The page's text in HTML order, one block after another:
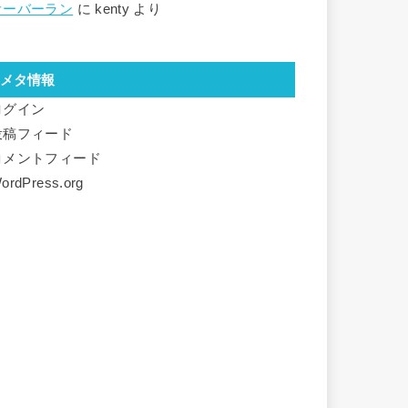
ーバーラン に kenty より
メタ情報
グイン
稿フィード
メントフィード